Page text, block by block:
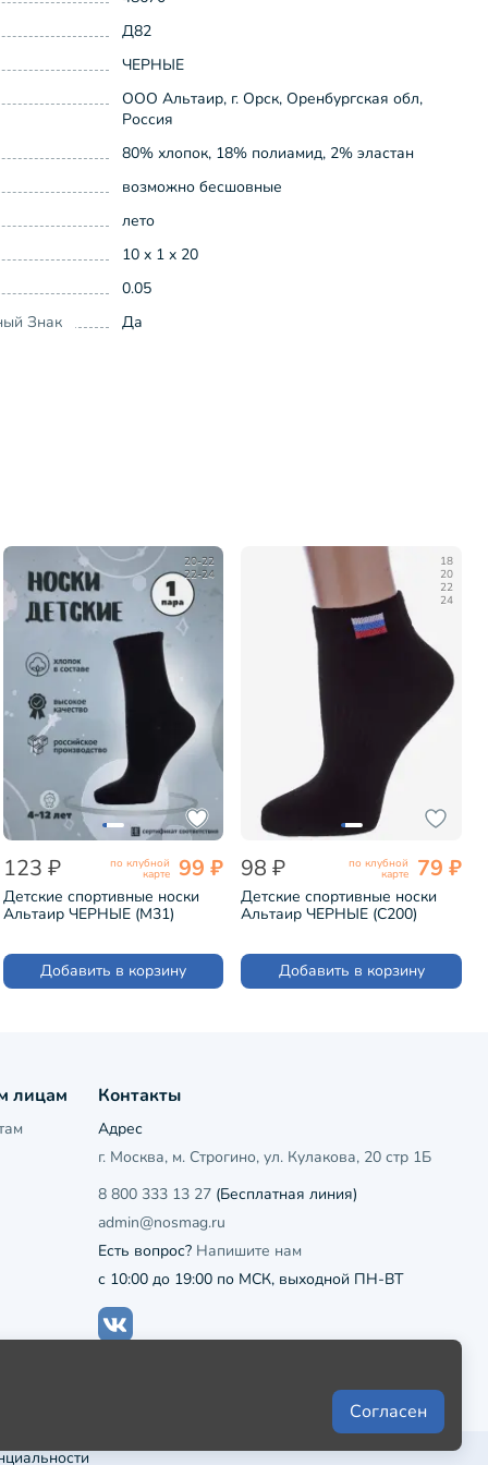
Д82
ЧЕРНЫЕ
ООО Альтаир, г. Орск, Оренбургская обл,
Россия
80% хлопок, 18% полиамид, 2% эластан
возможно бесшовные
лето
10 x 1 x 20
0.05
Знак
Да
20-22
22-24
123 ₽ по клубной
карте 99 ₽
Детские спортивные носки
Альтаир ЧЕРНЫЕ (М31)
Добавить в корзину
18
20
22
24
98 ₽ по клубной
карте 79 ₽
Детские спортивные носки
Альтаир ЧЕРНЫЕ (С200)
Добавить в корзину
лицам Контакты
Адрес
г. Москва, м. Строгино, ул. Кулакова, 20 стр 1Б
8 800 333 13 27(Бесплатная линия)
admin@nosmag.ru
Есть вопрос? Напишите нам
с 10:00 до 19:00 по МСК, выходной ПН-ВТ
Согласен